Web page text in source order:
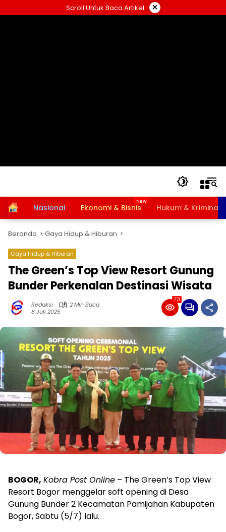
ke
Scroll Untuk Baca Artikel ×
HomeNasional Ekonomi & Bisnis Hukum & Kriminal
Beranda Gaya Hidup & Hiburan
Gaya Hidup & Hiburan
The Green’s Top View Resort Gunung
Bunder Perkenalan Destinasi Wisata
Redaksi
2 Min Baca
8 Juli 2025
771
BOGOR, Kobra Post Online – The Green’s Top View
Resort Bogor menggelar soft opening di Desa
Gunung Bunder 2 Kecamatan Pamijahan Kabupaten
Bogor, Sabtu (5/7) lalu.